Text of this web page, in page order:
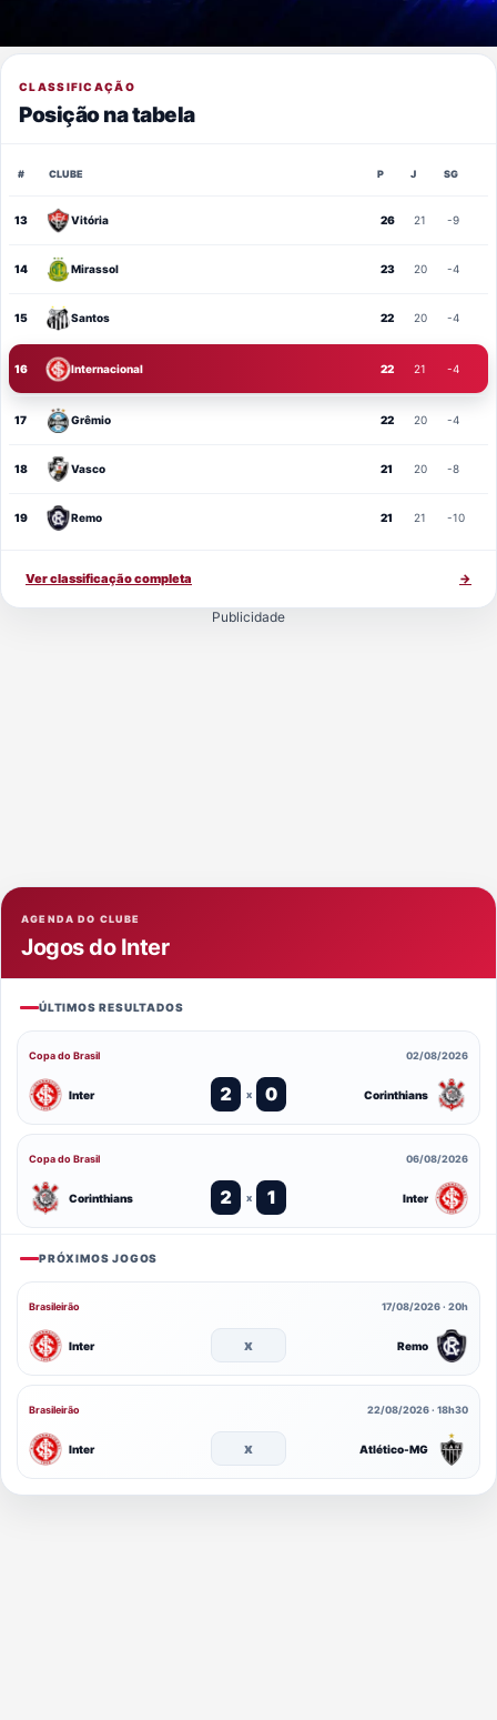
CLASSIFICAÇÃO
Posição na tabela
# CLUBE P J SG
13 Vitória 26 21 -9
14 Mirassol 23 20 -4
15 Santos 22 20 -4
16 Internacional 22 21 -4
17 Grêmio 22 20 -4
18 Vasco 21 20 -8
19 Remo 21 21 -10
Ver classificação completa →
Publicidade
AGENDA DO CLUBE
Jogos do Inter
ÚLTIMOS RESULTADOS
Copa do Brasil 02/08/2026
Inter 2 x 0 Corinthians
Copa do Brasil 06/08/2026
Corinthians 2 x 1 Inter
PRÓXIMOS JOGOS
Brasileirão 17/08/2026 · 20h
Inter x Remo
Brasileirão 22/08/2026 · 18h30
Inter x Atlético-MG